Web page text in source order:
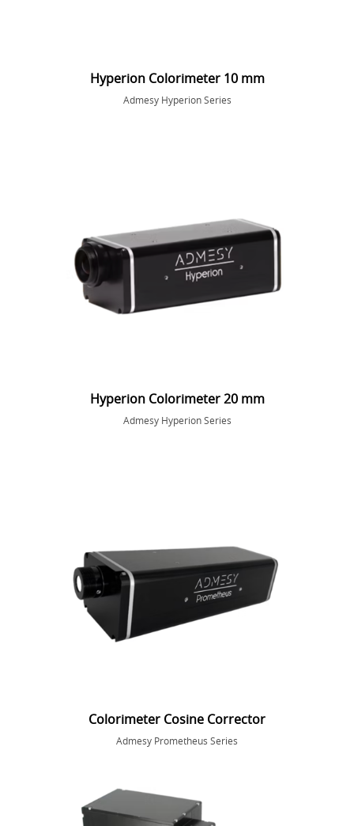
Hyperion Colorimeter 10 mm
Admesy Hyperion Series
Hyperion Colorimeter 20 mm
Admesy Hyperion Series
Colorimeter Cosine Corrector
Admesy Prometheus Series